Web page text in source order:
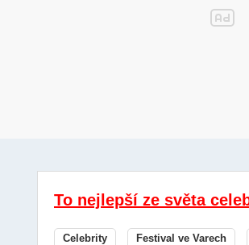
To nejlepší ze světa
Celebrity Festival ve Varech